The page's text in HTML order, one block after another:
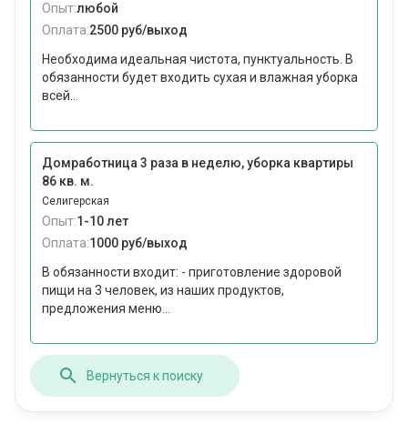
Опыт:любой
Оплата:2500 руб/выход
Необходима идеальная чистота, пунктуальность. В
обязанности будет входить сухая и влажная уборка
всей...
Домработница 3 раза в неделю, уборка квартиры
86 кв. м.
Селигерская
Опыт:1-10 лет
Оплата:1000 руб/выход
В обязанности входит: - приготовление здоровой
пищи на 3 человек, из наших продуктов,
предложения меню...
Вернуться к поиску